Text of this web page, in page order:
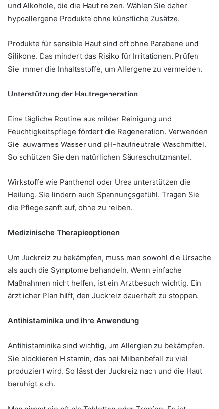
und Alkohole, die die Haut reizen. Wählen Sie daher
hypoallergene Produkte ohne künstliche Zusätze.
Produkte für sensible Haut sind oft ohne Parabene und
Silikone. Das mindert das Risiko für Irritationen. Prüfen
Sie immer die Inhaltsstoffe, um Allergene zu vermeiden.
Unterstützung der Hautregeneration
Eine tägliche Routine aus milder Reinigung und
Feuchtigkeitspflege fördert die Regeneration. Verwenden
Sie lauwarmes Wasser und pH-hautneutrale Waschmittel.
So schützen Sie den natürlichen Säureschutzmantel.
Wirkstoffe wie Panthenol oder Urea unterstützen die
Heilung. Sie lindern auch Spannungsgefühl. Tragen Sie
die Pflege sanft auf, ohne zu reiben.
Medizinische Therapieoptionen
Um Juckreiz zu bekämpfen, muss man sowohl die Ursache
als auch die Symptome behandeln. Wenn einfache
Maßnahmen nicht helfen, ist ein Arztbesuch wichtig. Ein
ärztlicher Plan hilft, den Juckreiz dauerhaft zu stoppen.
Antihistaminika und ihre Anwendung
Antihistaminika sind wichtig, um Allergien zu bekämpfen.
Sie blockieren Histamin, das bei Milbenbefall zu viel
produziert wird. So lässt der Juckreiz nach und die Haut
beruhigt sich.